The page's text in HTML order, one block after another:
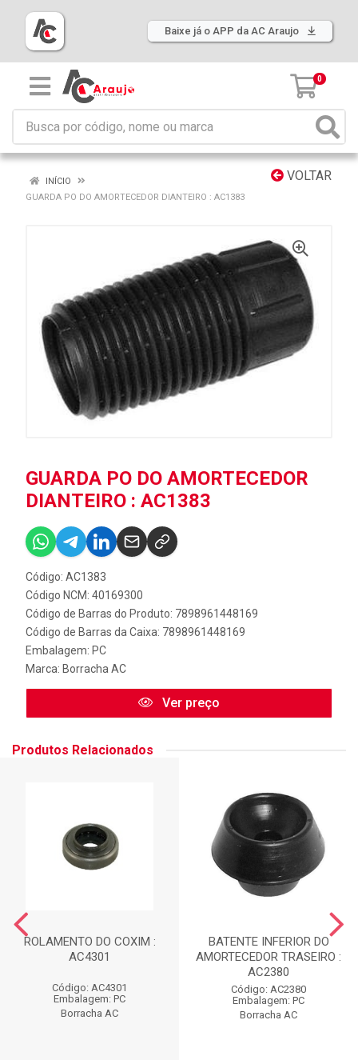
Baixe já o APP da AC Araujo
0
VOLTAR
INÍCIO
GUARDA PO DO AMORTECEDOR DIANTEIRO : AC1383
GUARDA PO DO AMORTECEDOR
DIANTEIRO : AC1383
Código: AC1383
Código NCM: 40169300
Código de Barras do Produto: 7898961448169
Código de Barras da Caixa: 7898961448169
Embalagem: PC
Marca: Borracha AC
Ver preço
Produtos Relacionados
ROLAMENTO DO COXIM :
AC4301
Código: AC4301
Embalagem: PC
Borracha AC
BATENTE INFERIOR DO
AMORTECEDOR TRASEIRO :
AC2380
Código: AC2380
Embalagem: PC
Borracha AC